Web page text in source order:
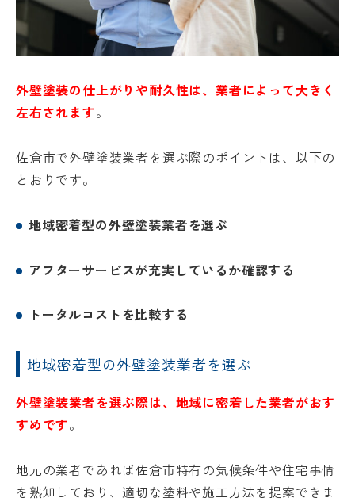
採用情報 約
0120-
4152
外壁塗装の仕上がりや耐久性は、業者によって大きく
左右されます。
佐倉市で外壁塗装業者を選ぶ際のポイントは、以下の
とおりです。
地域密着型の外壁塗装業者を選ぶ
アフターサービスが充実しているか確認する
トータルコストを比較する
地域密着型の外壁塗装業者を選ぶ
外壁塗装業者を選ぶ際は、地域に密着した業者がおす
すめです。
地元の業者であれば佐倉市特有の気候条件や住宅事情
を熟知しており、適切な塗料や施工方法を提案できま